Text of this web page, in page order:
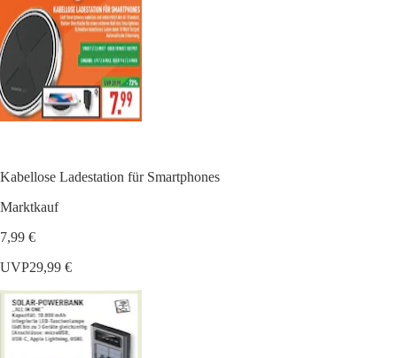
Kabellose Ladestation für Smartphones
Marktkauf
7,99 €
UVP29,99 €